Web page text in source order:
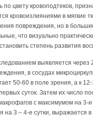
цвету кровоподтеков,
кровоизлияниями в мягкие
повреждения, но в
что визуально
степень развития
выявляется
в сосудах
50-60 в поле зрения, а к
суток. Затем их число
с максимумом на 3-
3 – 4-е сутки, выражается